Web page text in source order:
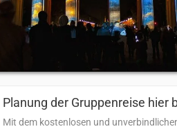
Planung der Gruppenreise hier
Mit dem kostenlosen und